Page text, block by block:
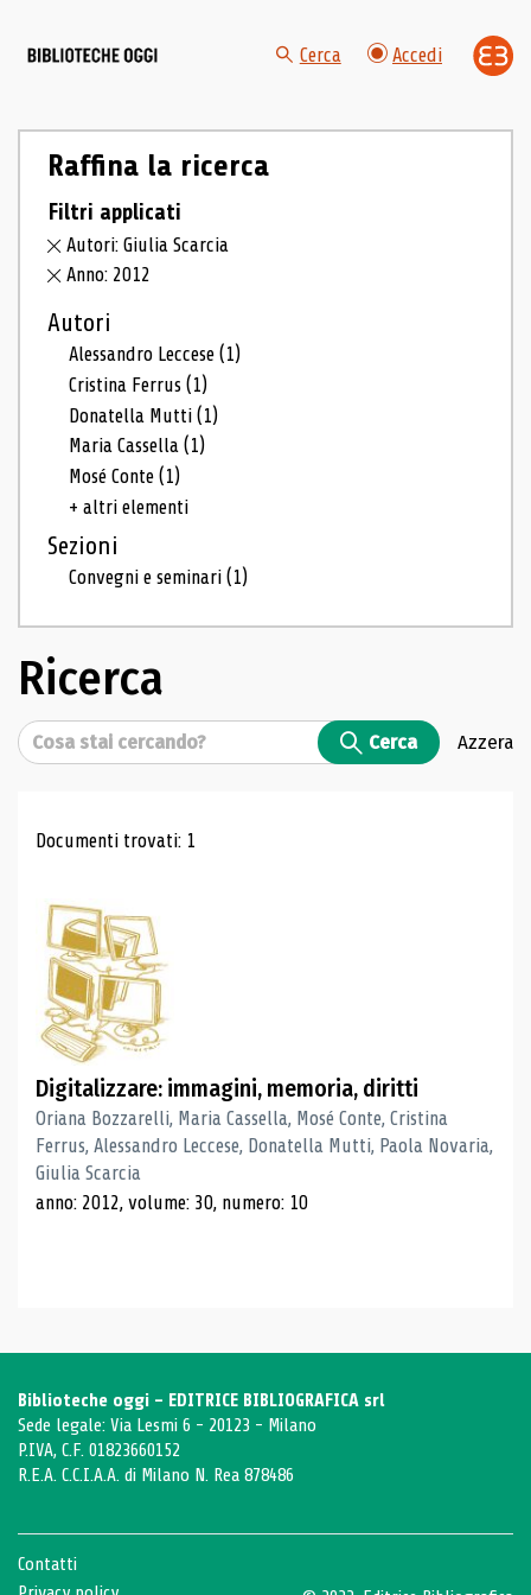
Cerca Accedi
Raffina la ricerca
Filtri applicati
Autori: Giulia Scarcia
Anno: 2012
Autori
Alessandro Leccese(1)
Cristina Ferrus(1)
Donatella Mutti(1)
Maria Cassella(1)
Mosé Conte(1)
+ altri elementi
Sezioni
Convegni e seminari(1)
Ricerca
Cerca Cerca Azzera
Risultati di ricerca
Documenti trovati: 1
Digitalizzare: immagini, memoria, diritti
Oriana Bozzarelli, Maria Cassella, Mosé Conte, Cristina
Ferrus, Alessandro Leccese, Donatella Mutti, Paola Novaria,
Giulia Scarcia
anno: 2012, volume: 30, numero: 10
Biblioteche oggi - EDITRICE BIBLIOGRAFICA srl
Sede legale: Via Lesmi 6 - 20123 - Milano
P.IVA, C.F. 01823660152
R.E.A. C.C.I.A.A. di Milano N. Rea 878486
Contatti